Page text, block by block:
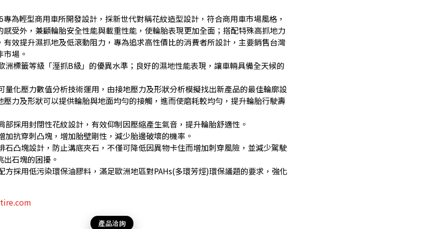
專為輕型商用車所開發設計，採新世代對稱花紋造型設計，符合商用車市場風格，
感受外，兼顧輪胎安全性能與載重性能，使輪胎表現更加全面；搭配特殊高抓地力
有效提升濕抓地及低滾動阻力，專為追求高性價比的消費者所設計，主要銷售台灣
場。
標籤等級「溼抓B級」的優異水準；良好的濕地性能表現，讓車輛具備全天候的
化壓力數值分析技術運用，由接地壓力及形狀分析模擬找出新產品的最佳輪廓設
壓力及形狀可以提供輪胎與地面均勻的接觸，進而使磨耗較均勻，提升輪胎行駛壽
採用封閉性花紋設計，有效仰制因壓縮產生氣音，提升輪胎舒適性。
抗穿刺凸塊，增加胎壁剛性，減少胎邊破壞的機率。
凸塊設計，防止溝底夾石，不僅可降低因異物卡住而增加刺穿風險，並減少駕駛
石塊的困擾。
採用低污染環保油膠料，滿足歐洲地區對PAHs(多環芳烴)環保議題的要求，強化
產品洽詢